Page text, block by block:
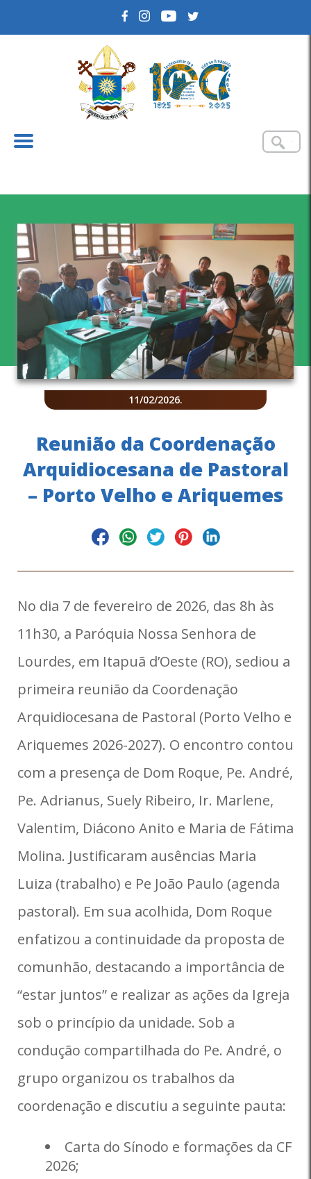
11/02/2026.
Reunião da Coordenação
Arquidiocesana de Pastoral
– Porto Velho e Ariquemes
No dia 7 de fevereiro de 2026, das 8h às
11h30, a Paróquia Nossa Senhora de
Lourdes, em Itapuã d’Oeste (RO), sediou a
primeira reunião da Coordenação
Arquidiocesana de Pastoral (Porto Velho e
Ariquemes 2026-2027). O encontro contou
com a presença de Dom Roque, Pe. André,
Pe. Adrianus, Suely Ribeiro, Ir. Marlene,
Valentim, Diácono Anito e Maria de Fátima
Molina. Justificaram ausências Maria
Luiza (trabalho) e Pe João Paulo (agenda
pastoral). Em sua acolhida, Dom Roque
enfatizou a continuidade da proposta de
comunhão, destacando a importância de
“estar juntos” e realizar as ações da Igreja
sob o princípio da unidade. Sob a
condução compartilhada do Pe. André, o
grupo organizou os trabalhos da
coordenação e discutiu a seguinte pauta:
Carta do Sínodo e formações da CF
2026;